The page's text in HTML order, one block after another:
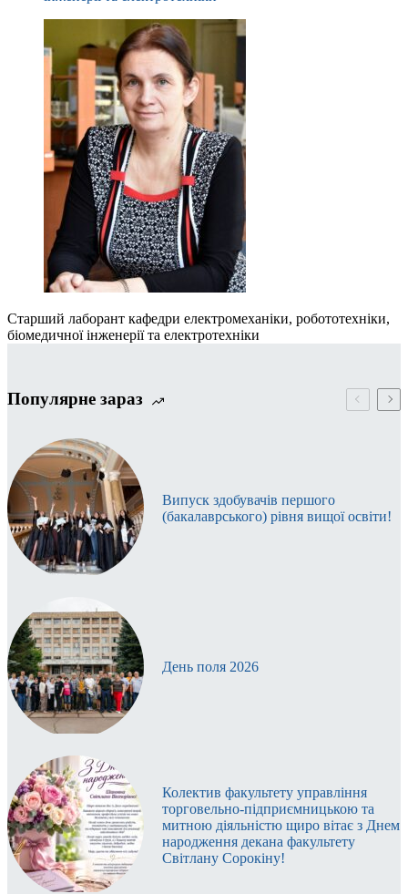
Старший лаборант кафедри електромеханіки, робототехніки,
біомедичної інженерії та електротехніки
Популярне зараз
Випуск здобувачів першого
(бакалаврського) рівня вищої освіти!
День поля 2026
Колектив факультету управління
торговельно-підприємницькою та
митною діяльністю щиро вітає з Днем
народження декана факультету
Світлану Сорокіну!